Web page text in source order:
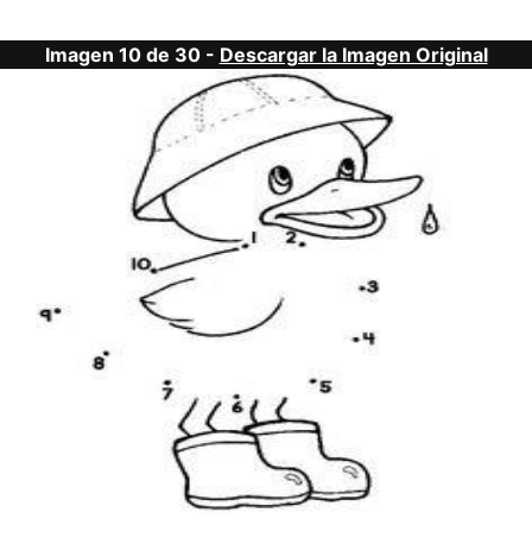
Imagen 10 de 30 - Descargar la Imagen Original